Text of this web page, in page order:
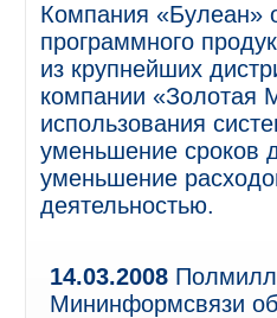
Компания «Булеан»
программного
из крупнейших
компании «Золотая
использования
уменьшение сроков
уменьшение
деятельностью.
14.03.2008
Мининформсвязи